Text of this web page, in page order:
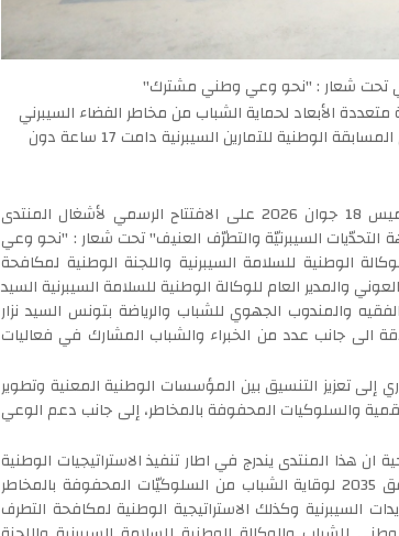
تحت شعار : "نحو وعي وطني مشترك"
الأبعاد لحماية الشباب من مخاطر الفضاء السيبرني
وحسن توظيف طاقاته إيجابيا ويتولى بالمناسبة تكريم شباب تميزوا في المسابقة الوطنية للتمارين السيبرنية دامت 17 ساعة دون
أشرف وزير الشباب والرياضة السيد الصادق المورالي صباح اليوم الخميس 18 جوان 2026 على الافتتاح الرسمي لأشغال المنتدى
التحدّيات السيبرنيّة والتطرّف العنيف" تحت شعار : "نحو وعي
الوطنية للسلامة السيبرنية واللجنة الوطنية لمكافحة
والمدير العام للوكالة الوطنية للسلامة السيبرنية السيد
والمندوب الجهوي للشباب والرياضة بتونس السيد نزار
الى جانب عدد من الخبراء والشباب المشارك في فعاليات
الذي تواصل على امتداد يومي 17 و18 جوان الجاري إلى تعزيز التنسيق بين المؤسسات الوطنية المعنية وتطوير
والسلوكيات المحفوفة بالمخاطر، إلى جانب دعم الوعي
ان هذا المنتدى يندرج في اطار تنفيذ الاستراتيجيات الوطنية
الثلاث التي تتقاطع فيما بينها وهي الاستراتيجية الوطنية للشباب أفق 2035 لوقاية الشباب من السلوكيّات المحفوفة بالمخاطر
السيبرني 2020-2025 للتوقي من التهديدات السيبرنية وكذلك الاستراتيجية الوطنية لمكافحة التطرف